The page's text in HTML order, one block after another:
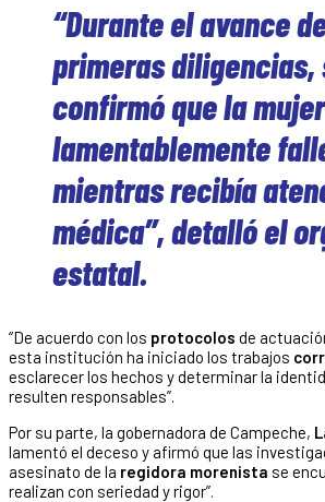
“Durante el avance
primeras diligencias,
confirmó que la mujer
lamentablemente
mientras recibía
médica”, detalló el
estatal.
“De acuerdo con los protocolos de
esta institución ha iniciado los trabajos
esclarecer los hechos y determinar la
resulten responsables”.
Por su parte, la gobernadora de Campeche,
lamentó el deceso y afirmó que las
asesinato de la regidora morenista se
realizan con seriedad y rigor”.